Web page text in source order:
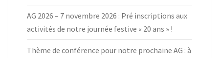
AG 2026 – 7 novembre 2026 : Pré inscriptions aux
activités de notre journée festive « 20 ans » !
Thème de conférence pour notre prochaine AG : à